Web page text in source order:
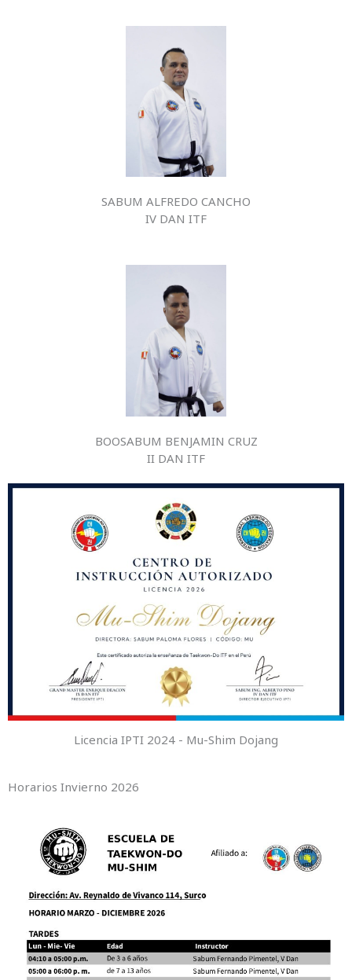
SABUM ALFREDO CANCHO
IV DAN ITF
BOOSABUM BENJAMIN CRUZ
II DAN ITF
Licencia IPTI 2024 - Mu-Shim Dojang
Horarios Invierno 2026